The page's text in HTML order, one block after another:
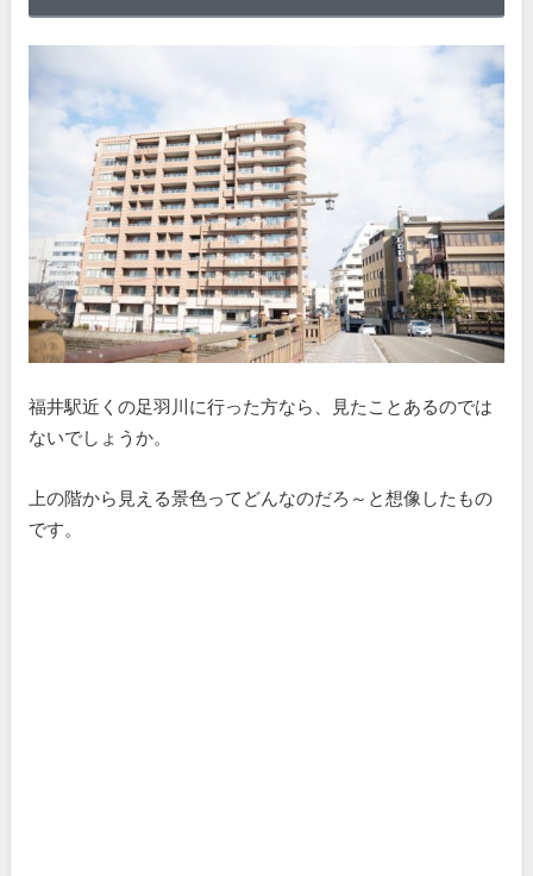
福井駅近くの足羽川に行った方なら、見たことあるのでは
ないでしょうか。
上の階から見える景色ってどんなのだろ～と想像したもの
です。